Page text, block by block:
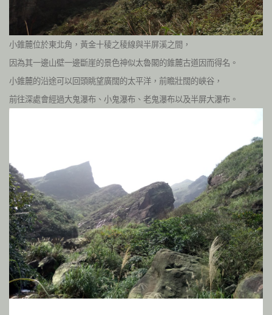
小錐麓位於東北角，黃金十稜之稜線與半屏溪之間，
因為其一邊山壁一邊斷崖的景色神似太魯閣的錐麓古道因而得名。
小錐麓的沿途可以回頭眺望廣闊的太平洋，前瞻壯闊的峽谷，
前往深處會經過大鬼瀑布、小鬼瀑布、老鬼瀑布以及半屏大瀑布。